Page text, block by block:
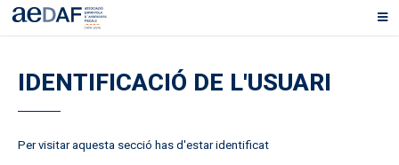
IDENTIFICACIÓ DE L'USUARI
Per visitar aquesta secció has d'estar identificat